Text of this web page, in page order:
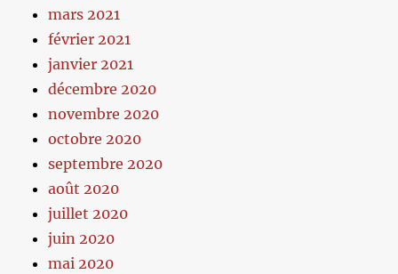
mars 2021
février 2021
janvier 2021
décembre 2020
novembre 2020
octobre 2020
septembre 2020
août 2020
juillet 2020
juin 2020
mai 2020